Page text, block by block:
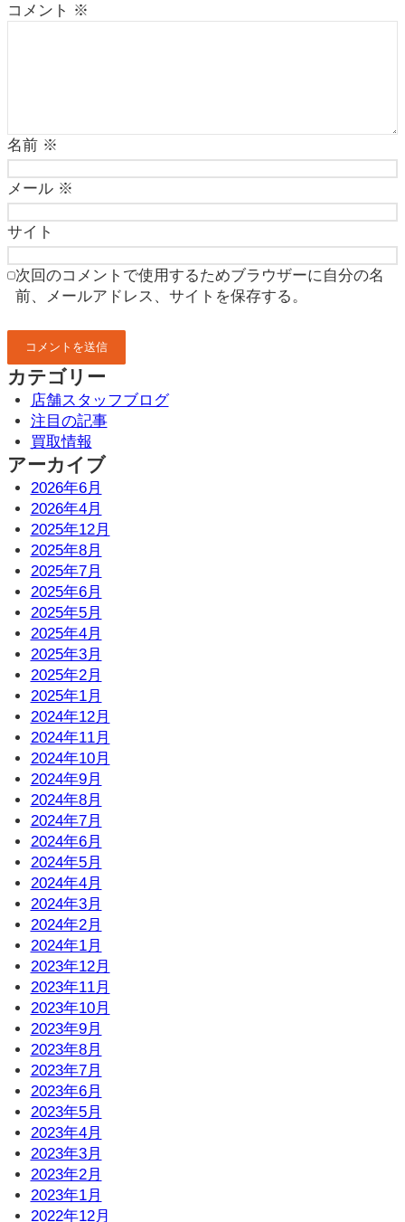
コメント ※
名前 ※
メール ※
サイト
次回のコメントで使用するためブラウザーに自分の名
前、メールアドレス、サイトを保存する。
カテゴリー
店舗スタッフブログ
注目の記事
買取情報
アーカイブ
2026年6月
2026年4月
2025年12月
2025年8月
2025年7月
2025年6月
2025年5月
2025年4月
2025年3月
2025年2月
2025年1月
2024年12月
2024年11月
2024年10月
2024年9月
2024年8月
2024年7月
2024年6月
2024年5月
2024年4月
2024年3月
2024年2月
2024年1月
2023年12月
2023年11月
2023年10月
2023年9月
2023年8月
2023年7月
2023年6月
2023年5月
2023年4月
2023年3月
2023年2月
2023年1月
2022年12月